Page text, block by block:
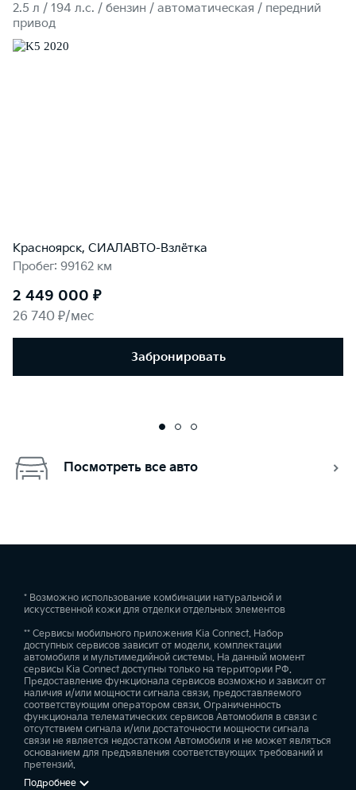
2.5 л / 194 л.c. / бензин / автоматическая / передний
привод
Красноярск, СИАЛАВТО-Взлётка
Пробег: 99162 км
2 449 000 ₽
26 740 ₽/мес
Забронировать
Посмотреть все авто
* Возможно использование комбинации натуральной и
искусственной кожи для отделки отдельных элементов
** Сервисы мобильного приложения Kia Connect. Набор
доступных сервисов зависит от модели, комплектации
автомобиля и мультимедийной системы. На данный момент
сервисы Kia Connect доступны только на территории РФ.
Предоставление функционала сервисов возможно и зависит от
наличия и/или мощности сигнала связи, предоставляемого
соответствующим оператором связи. Ограниченность
функционала телематических сервисов Автомобиля в связи с
отсутствием сигнала и/или достаточности мощности сигнала
связи не является недостатком Автомобиля и не может являться
основанием для предъявления соответствующих требований и
претензий.
Подробнее